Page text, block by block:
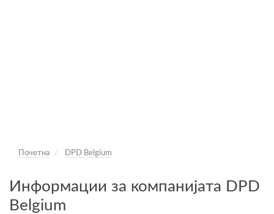
Почетна DPD Belgium
Информации за компанијата DPD
Belgium